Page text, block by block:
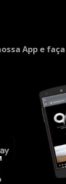
App e